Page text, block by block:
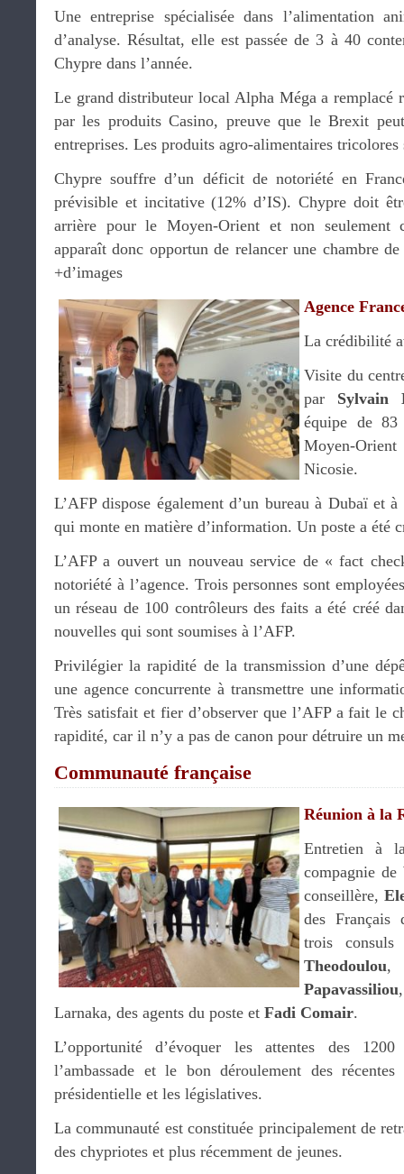
Une entreprise spécialisée dans l’alimentation
d’analyse. Résultat, elle est passée de 3 à 40
Chypre dans l’année.
Le grand distributeur local Alpha Méga a remplacé
par les produits Casino, preuve que le Brexit
entreprises. Les produits agro-alimentaires tricolores
Chypre souffre d’un déficit de notoriété en
prévisible et incitative (12% d’IS). Chypre doit
arrière pour le Moyen-Orient et non seulement
apparaît donc opportun de relancer une chambre
+d’images
Agence
La crédibilité
Visite du
par Sylvain
équipe de 83
Moyen-
Nicosie.
L’AFP dispose également d’un bureau à Dubaï et
qui monte en matière d’information. Un poste a été
L’AFP a ouvert un nouveau service de « fact
notoriété à l’agence. Trois personnes sont
un réseau de 100 contrôleurs des faits a été créé
nouvelles qui sont soumises à l’AFP.
Privilégier la rapidité de la transmission d’une
une agence concurrente à transmettre une
Très satisfait et fier d’observer que l’AFP a fait le
rapidité, car il n’y a pas de canon pour détruire un
Communauté française
Réunion à la
Entretien à
compagnie de
conseillère,
des Français
trois
Theodoulou,
Papavassiliou
Larnaka, des agents du poste et Fadi Comair.
L’opportunité d’évoquer les attentes des
l’ambassade et le bon déroulement des
présidentielle et les législatives.
La communauté est constituée principalement de
des chypriotes et plus récemment de jeunes.